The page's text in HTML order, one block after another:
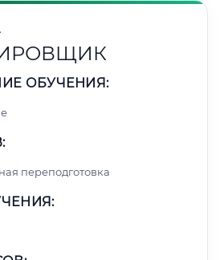
ОБУЧЕНИЯ:
переподготовка